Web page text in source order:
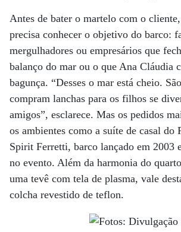
Antes de bater o martelo com o
precisa conhecer o objetivo do barco:
mergulhadores ou empresários que
balanço do mar ou o que Ana Cláudia
bagunça. “Desses o mar está cheio.
compram lanchas para os filhos se
amigos”, esclarece. Mas os pedidos
os ambientes como a suíte de casal do
Spirit Ferretti, barco lançado em 2003
no evento. Além da harmonia do
uma tevê com tela de plasma, vale
colcha revestido de teflon.